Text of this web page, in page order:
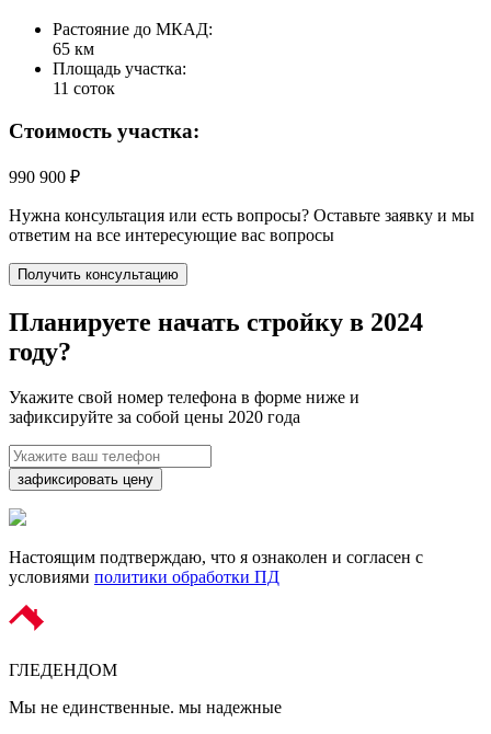
Растояние до МКАД:
65 км
Площадь участка:
11 соток
Стоимость участка:
990 900 ₽
Нужна консультация или есть вопросы? Оставьте заявку и мы
ответим на все интересующие вас вопросы
Получить консультацию
Планируете начать стройку в 2024
году?
Укажите свой номер телефона в форме ниже и
зафиксируйте за собой цены 2020 года
зафиксировать цену
Настоящим подтверждаю, что я ознаколен и согласен с
условиями политики обработки ПД
ГЛЕДЕНДОМ
Мы не единственные. мы надежные